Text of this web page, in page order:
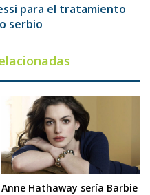
para el tratamiento
serbio
Anne Hathaway sería Barbie